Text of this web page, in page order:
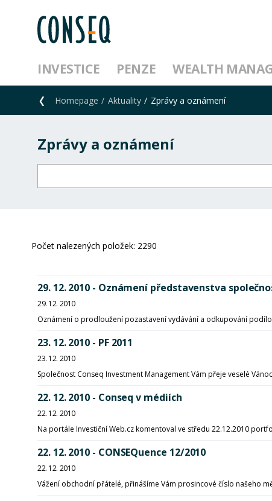
INVESTICE PENZE WEALTH
Homepage Aktuality Zprávy a oznámení
Zprávy a oznámení
Počet nalezených položek: 2290
29. 12. 2010 - Oznámení představenstva
29. 12. 2010
Oznámení o prodloužení pozastavení vydávání a odkupování
23. 12. 2010 - PF 2011
23. 12. 2010
Společnost Conseq Investment Management Vám přeje veselé
22. 12. 2010 - Conseq v médiích
22. 12. 2010
Na portále Investiční Web.cz komentoval ve středu 22.12.2010
22. 12. 2010 - CONSEQuence 12/2010
22. 12. 2010
Vážení obchodní přátelé, přinášíme Vám prosincové číslo našeho